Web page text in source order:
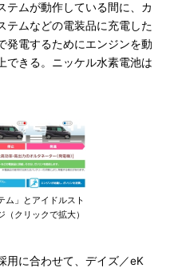
テムが動作している間に、カ
テムなどの電装品に充電した
発電するためにエンジンを動
できる。ニッケル水素電池は
ム」とアイドルスト
クリックで拡大）
に合わせて、デイズ／eK